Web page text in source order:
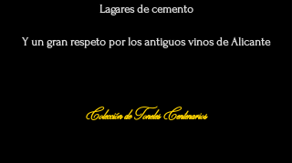
Lagares de cemento
Y un gran respeto por los antiguos vinos de Alicante
Colección de Toneles Centenarios